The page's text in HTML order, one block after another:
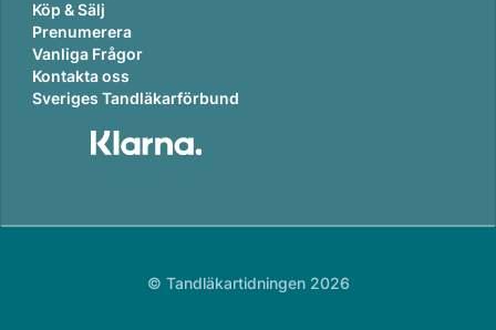
Köp & Sälj
Prenumerera
Vanliga Frågor
Kontakta oss
Sveriges Tandläkarförbund
© Tandläkartidningen 2026